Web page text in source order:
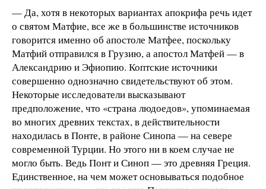
— Да, хотя в некоторых вариантах апокрифа речь идет
о святом Матфие, все же в большинстве источников
говорится именно об апостоле Матфее, поскольку
Матфий отправился в Грузию, а апостол Матфей — в
Александрию и Эфиопию. Коптские источники
совершенно однозначно свидетельствуют об этом.
Некоторые исследователи высказывают
предположение, что «страна людоедов», упоминаемая
во многих древних текстах, в действительности
находилась в Понте, в районе Синопа — на севере
современной Турции. Но этого ни в коем случае не
могло быть. Ведь Понт и Синоп — это древняя Греция.
Единственное, на чем может основываться подобное